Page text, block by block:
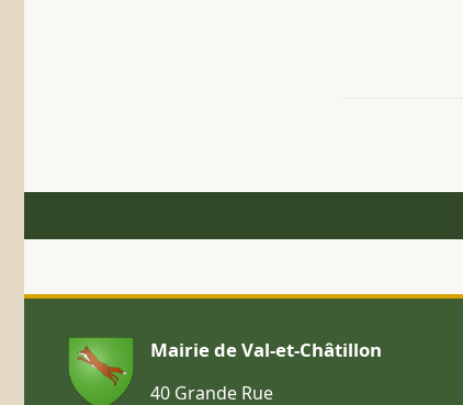
Mairie de Val-et-Châtillon
40 Grande Rue